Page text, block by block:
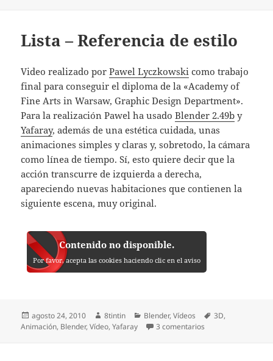
Lista – Referencia de estilo
Video realizado porPawel Lyczkowski como trabajo
final para conseguir el diploma de la «Academy of
Fine Arts in Warsaw, Graphic Design Department».
Para la realización Pawel ha usadoBlender 2.49b y
Yafaray, además de una estética cuidada, unas
animaciones simples y claras y, sobretodo, la cámara
como línea de tiempo. Sí, esto quiere decir que la
acción transcurre de izquierda a derecha,
apareciendo nuevas habitaciones que contienen la
siguiente escena, muy original.
Contenido no disponible.
Por favor, acepta las cookies haciendo clic en el aviso
Publicado
el
agosto 24, 2010 Autor
8tintin Categorías
Blender,Vídeos Etiquetas
3D,
Animación, Blender,Vídeo,Yafaray 3 comentarios